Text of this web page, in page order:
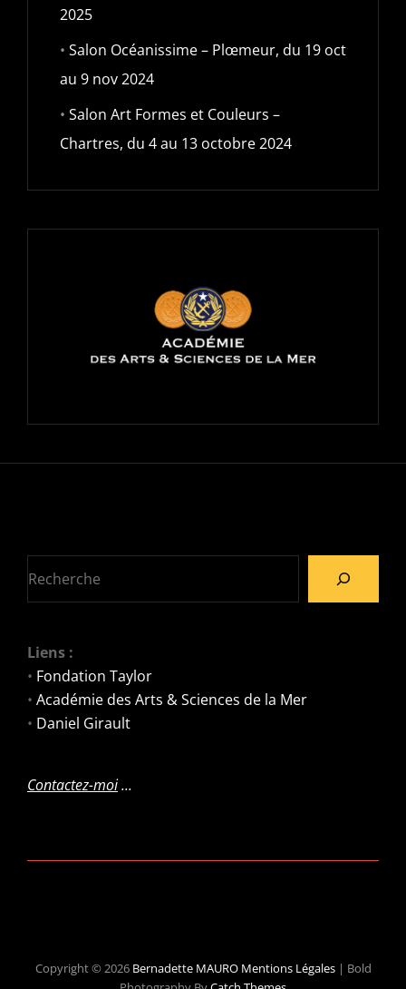
2025
• Salon Océanissime – Plœmeur, du 19 oct
au 9 nov 2024
• Salon Art Formes et Couleurs –
Chartres, du 4 au 13 octobre 2024
Liens :
• Fondation Taylor
• Académie des Arts & Sciences de la Mer
• Daniel Girault
Contactez-moi...
Copyright © 2026 Bernadette MAURO Mentions Légales| Bold